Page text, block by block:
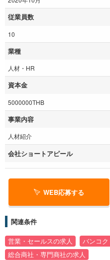
従業員数
10
業種
人材・HR
資本金
5000000THB
事業内容
人材紹介
会社ショートアピール
WEB応募する
関連条件
営業・セールスの求人
バンコ
総合商社・専門商社の求人